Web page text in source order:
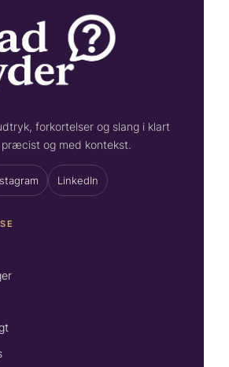
forkortelser og slang i klart
og med kontekst.
LinkedIn